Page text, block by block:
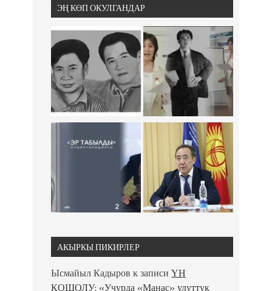
ЭҢ КӨП ОКУЛГАНДАР
АКЫРКЫ ПИКИРЛЕР
Ысмайыл Кадыров к записи ҮН
КОШОЛУ: «Учурда «Манас» улуттук